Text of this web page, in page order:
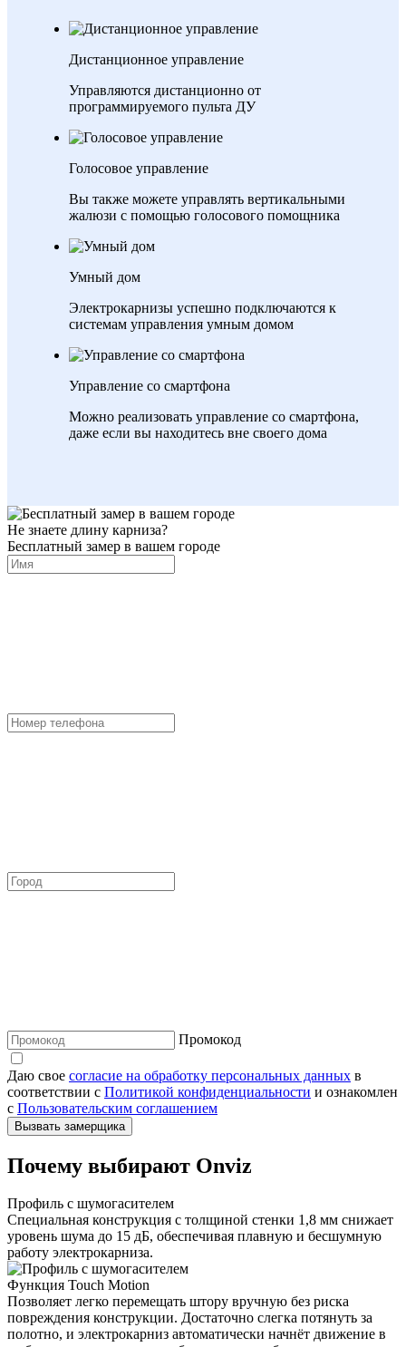
Дистанционное управление
Управляются дистанционно от
программируемого пульта ДУ
Голосовое управление
Вы также можете управлять вертикальными
жалюзи с помощью голосового помощника
Умный дом
Электрокарнизы успешно подключаются к
системам управления умным домом
Управление со смартфона
Можно реализовать управление со смартфона,
даже если вы находитесь вне своего дома
Не знаете длину карниза?
Бесплатный замер в вашем городе
Промокод
Даю свое согласие на обработку персональных данных в
соответствии с Политикой конфиденциальности и ознакомлен
с Пользовательским соглашением
Вызвать замерщика
Почему выбирают Onviz
Профиль с шумогасителем
Специальная конструкция с толщиной стенки 1,8 мм снижает
уровень шума до 15 дБ, обеспечивая плавную и бесшумную
работу электрокарниза.
Функция Touch Motion
Позволяет легко перемещать штору вручную без риска
повреждения конструкции. Достаточно слегка потянуть за
полотно, и электрокарниз автоматически начнёт движение в